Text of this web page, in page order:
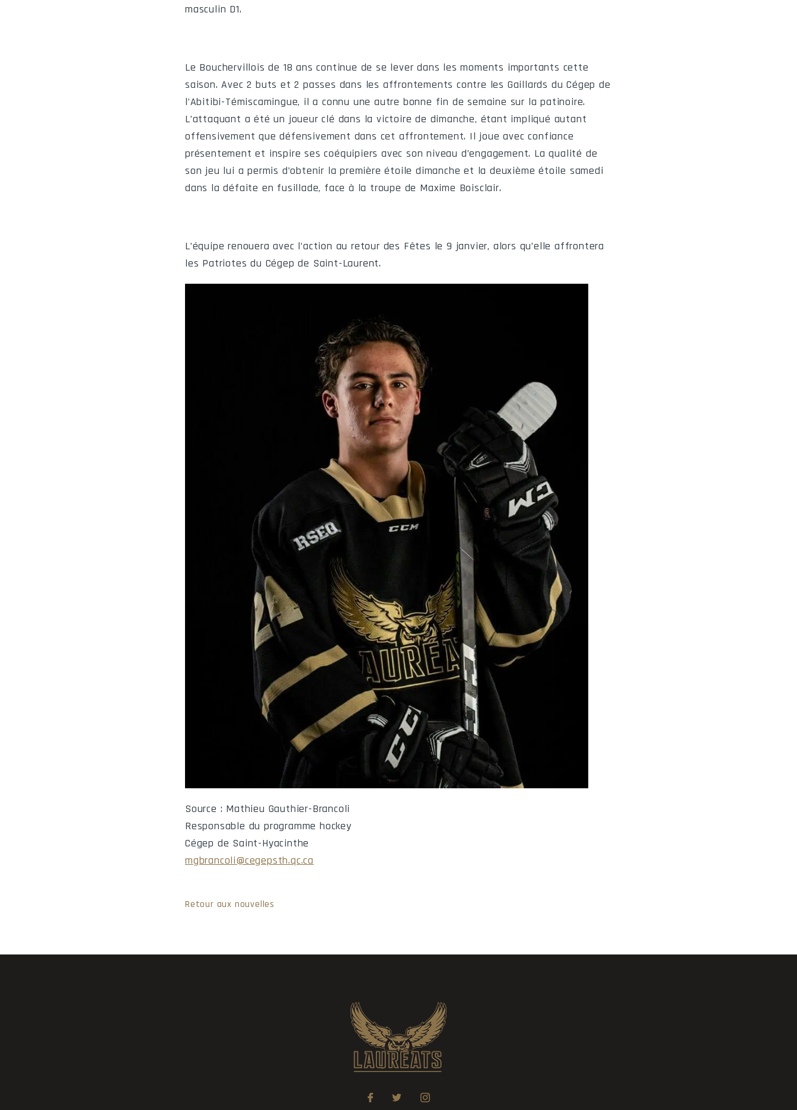
masculin D1.
Le Bouchervillois de 18 ans continue de se lever dans les moments importants cette
saison. Avec 2 buts et 2 passes dans les affrontements contre les Gaillards du Cégep de
l’Abitibi-Témiscamingue, il a connu une autre bonne fin de semaine sur la patinoire.
L’attaquant a été un joueur clé dans la victoire de dimanche, étant impliqué autant
offensivement que défensivement dans cet affrontement. Il joue avec confiance
présentement et inspire ses coéquipiers avec son niveau d’engagement. La qualité de
son jeu lui a permis d’obtenir la première étoile dimanche et la deuxième étoile samedi
dans la défaite en fusillade, face à la troupe de Maxime Boisclair.
L’équipe renouera avec l’action au retour des Fêtes le 9 janvier, alors qu’elle affrontera
les Patriotes du Cégep de Saint-Laurent.
Source : Mathieu Gauthier-Brancoli
Responsable du programme hockey
Cégep de Saint-Hyacinthe
mgbrancoli@cegepsth.qc.ca
Retour aux nouvelles